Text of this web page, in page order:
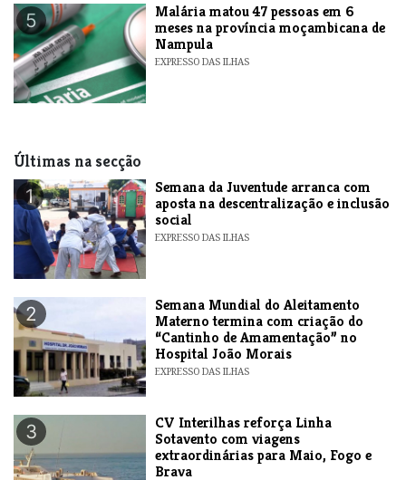
5
​Malária matou 47 pessoas em 6
meses na província moçambicana de
Nampula
EXPRESSO DAS ILHAS
Últimas na secção
1
Semana da Juventude arranca com
aposta na descentralização e inclusão
social
EXPRESSO DAS ILHAS
2
Semana Mundial do Aleitamento
Materno termina com criação do
“Cantinho de Amamentação” no
Hospital João Morais
EXPRESSO DAS ILHAS
3
​CV Interilhas reforça Linha
Sotavento com viagens
extraordinárias para Maio, Fogo e
Brava